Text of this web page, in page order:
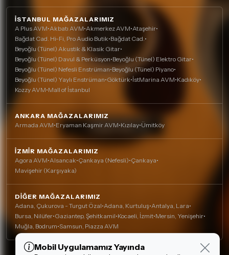
İSTANBUL MAĞAZALARIMIZ
A Plus AVM•Akbatı AVM•Akmerkez AVM•Ataşehir•
Bağdat Cad. Hi-Fi, Pro Audio Butik•Bağdat Cad.•
Beyoğlu (Tünel) Akustik & Klasik Gitar•
Beyoğlu (Tünel) Davul & Perküsyon•Beyoğlu (Tünel) Elektro Gitar•
Beyoğlu (Tünel) Nefesli Enstrüman•Beyoğlu (Tünel) Piyano•
Beyoğlu (Tünel) Yaylı Enstrüman•Göktürk•İstMarina AVM•Kadıköy•
Kozzy AVM•Mall of İstanbul
ANKARA MAĞAZALARIMIZ
Armada AVM•Eryaman Kaşmir AVM•Kızılay•Ümitköy
İZMIR MAĞAZALARIMIZ
Agora AVM•Alsancak•Çankaya (Nefesli)•Çankaya•
Mavişehir (Karşıyaka)
DIĞER MAĞAZALARIMIZ
Adana, Çukurova - Turgut Özal•Adana, Kurtuluş•Antalya, Lara•
Bursa, Nilüfer•Gaziantep, Şehitkamil•Kocaeli, İzmit•Mersin, Yenişehir•
Muğla, Bodrum•Samsun, Piazza AVM
Çerez Kullanımı
Mobil Uygulamamız Yayında